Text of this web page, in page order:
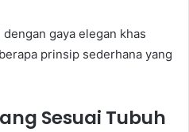
gaya elegan khas
prinsip sederhana yang
Sesuai Tubuh